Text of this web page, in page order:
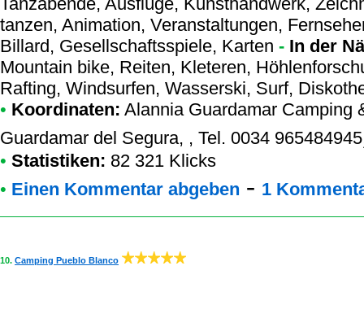
tanzen, Animation, Veranstaltungen,
Billard, Gesellschaftsspiele, Karten - In der
Mountain bike, Reiten, Kleteren,
Rafting, Windsurfen, Wasserski, Surf,
• Koordinaten: Alannia Guardamar Camping
Guardamar del Segura, , Tel. 0034 965484945
• Statistiken: 82 321 Klicks
• Einen Kommentar abgeben - 1
10. Camping Pueblo Blanco